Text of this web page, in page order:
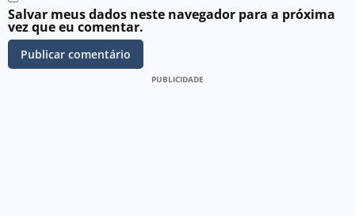
Salvar meus dados neste navegador para a próxima
vez que eu comentar.
PUBLICIDADE